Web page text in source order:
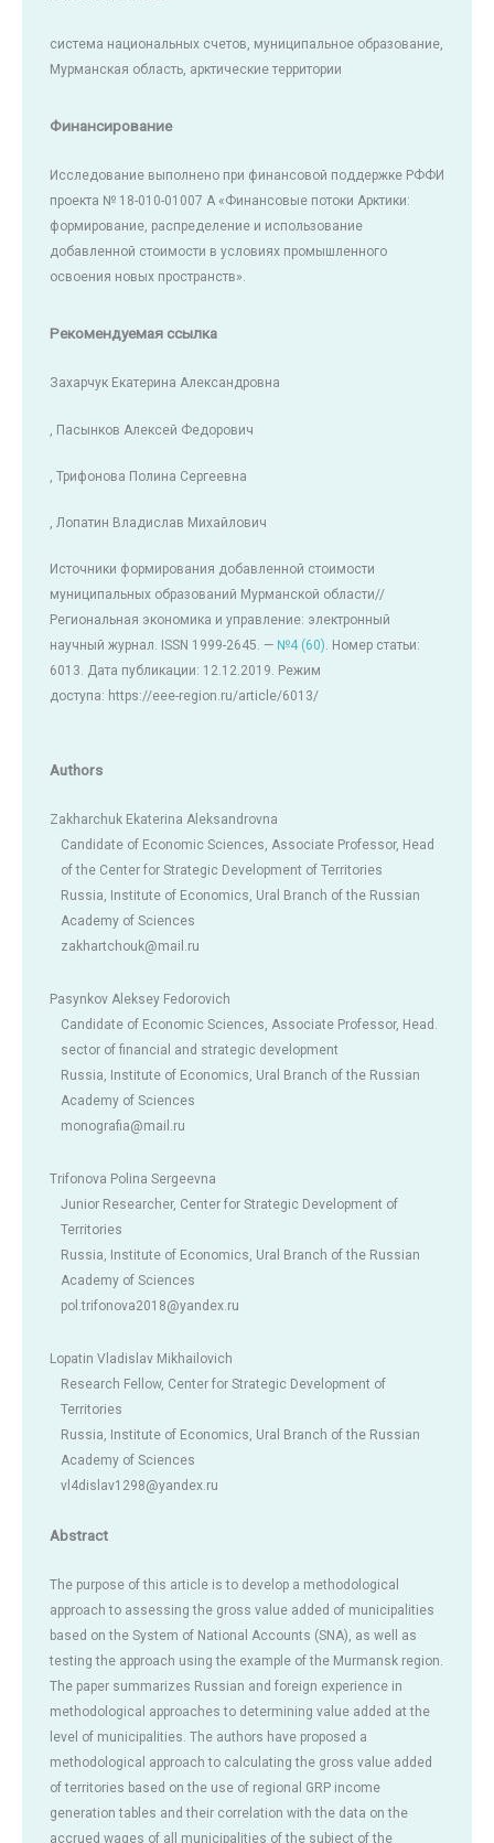
система национальных счетов, муниципальное образование,
Мурманская область, арктические территории
Финансирование
Исследование выполнено при финансовой поддержке РФФИ
проекта № 18-010-01007 А «Финансовые потоки Арктики:
формирование, распределение и использование
добавленной стоимости в условиях промышленного
освоения новых пространств».
Рекомендуемая ссылка
Захарчук Екатерина Александровна
, Пасынков Алексей Федорович
, Трифонова Полина Сергеевна
, Лопатин Владислав Михайлович
Источники формирования добавленной стоимости
муниципальных образований Мурманской области//
Региональная экономика и управление: электронный
научный журнал. ISSN 1999-2645. — №4 (60). Номер статьи:
6013. Дата публикации: 12.12.2019. Режим
доступа: https://eee-region.ru/article/6013/
Authors
Zakharchuk Ekaterina Aleksandrovna
Candidate of Economic Sciences, Associate Professor, Head
of the Center for Strategic Development of Territories
Russia, Institute of Economics, Ural Branch of the Russian
Academy of Sciences
zakhartchouk@mail.ru
Pasynkov Aleksey Fedorovich
Candidate of Economic Sciences, Associate Professor, Head.
sector of financial and strategic development
Russia, Institute of Economics, Ural Branch of the Russian
Academy of Sciences
monografia@mail.ru
Trifonova Polina Sergeevna
Junior Researcher, Center for Strategic Development of
Territories
Russia, Institute of Economics, Ural Branch of the Russian
Academy of Sciences
pol.trifonova2018@yandex.ru
Lopatin Vladislav Mikhailovich
Research Fellow, Center for Strategic Development of
Territories
Russia, Institute of Economics, Ural Branch of the Russian
Academy of Sciences
vl4dislav1298@yandex.ru
Abstract
The purpose of this article is to develop a methodological
approach to assessing the gross value added of municipalities
based on the System of National Accounts (SNA), as well as
testing the approach using the example of the Murmansk region.
The paper summarizes Russian and foreign experience in
methodological approaches to determining value added at the
level of municipalities. The authors have proposed a
methodological approach to calculating the gross value added
of territories based on the use of regional GRP income
generation tables and their correlation with the data on the
accrued wages of all municipalities of the subject of the